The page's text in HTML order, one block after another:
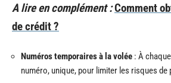
A lire en complément :Comment
de crédit ?
Numéros temporaires à la volée : À
numéro, unique, pour limiter les risques de